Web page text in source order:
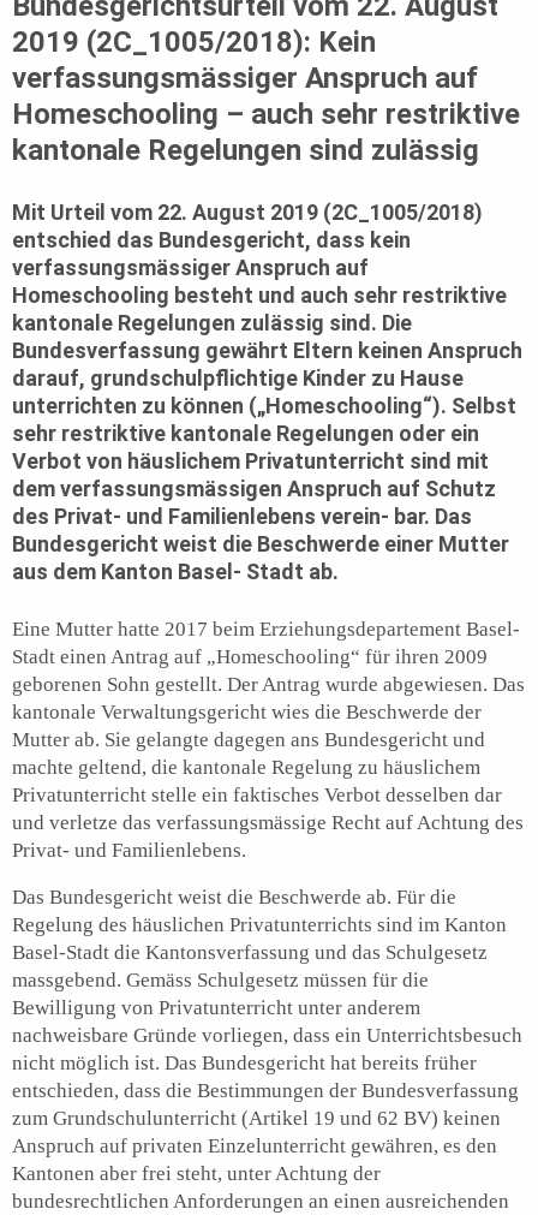
2019 (2C_1005/2018): Kein
verfassungsmässiger Anspruch auf
Homeschooling – auch sehr restriktive
kantonale Regelungen sind zulässig
Mit Urteil vom 22. August 2019 (2C_1005/2018)
entschied das Bundesgericht, dass kein
verfassungsmässiger Anspruch auf
Homeschooling besteht und auch sehr restriktive
kantonale Regelungen zulässig sind. Die
Bundesverfassung gewährt Eltern keinen Anspruch
darauf, grundschulpflichtige Kinder zu Hause
unterrichten zu können („Homeschooling“). Selbst
sehr restriktive kantonale Regelungen oder ein
Verbot von häuslichem Privatunterricht sind mit
dem verfassungsmässigen Anspruch auf Schutz
des Privat- und Familienlebens verein- bar. Das
Bundesgericht weist die Beschwerde einer Mutter
aus dem Kanton Basel- Stadt ab.
Eine Mutter hatte 2017 beim Erziehungsdepartement Basel-
Stadt einen Antrag auf „Homeschooling“ für ihren 2009
geborenen Sohn gestellt. Der Antrag wurde abgewiesen. Das
kantonale Verwaltungsgericht wies die Beschwerde der
Mutter ab. Sie gelangte dagegen ans Bundesgericht und
machte geltend, die kantonale Regelung zu häuslichem
Privatunterricht stelle ein faktisches Verbot desselben dar
und verletze das verfassungsmässige Recht auf Achtung des
Privat- und Familienlebens.
Das Bundesgericht weist die Beschwerde ab. Für die
Regelung des häuslichen Privatunterrichts sind im Kanton
Basel-Stadt die Kantonsverfassung und das Schulgesetz
massgebend. Gemäss Schulgesetz müssen für die
Bewilligung von Privatunterricht unter anderem
nachweisbare Gründe vorliegen, dass ein Unterrichtsbesuch
nicht möglich ist. Das Bundesgericht hat bereits früher
entschieden, dass die Bestimmungen der Bundesverfassung
zum Grundschulunterricht (Artikel 19 und 62 BV) keinen
Anspruch auf privaten Einzelunterricht gewähren, es den
Kantonen aber frei steht, unter Achtung der
bundesrechtlichen Anforderungen an einen ausreichenden